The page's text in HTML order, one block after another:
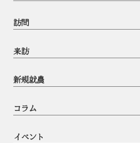
訪問
来訪
新規就農
コラム
イベント